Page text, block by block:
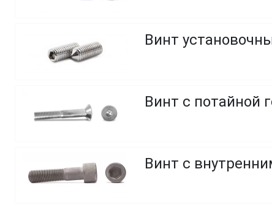
Винт
Винт с потайной
Винт с